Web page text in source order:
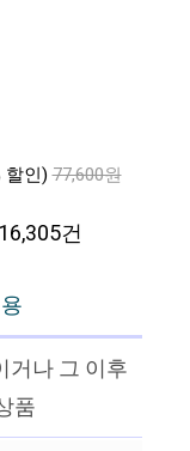
할인) 77,600원
‍‍ 16,305건
거나 그 이후
품